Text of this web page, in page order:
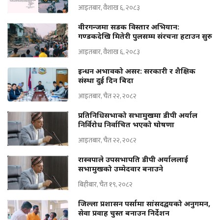
आइतबार, वैशाख ६, २०८३
वीरगन्जमा सडक विस्तार अभियान:
गण्डकदेखि मितेरी पुलसम्म संरचना हटाउन सुरु
आइतबार, वैशाख ६, २०८३
इन्धन अभावको असर: सरकारी र शैक्षिक
संस्था दुई दिन बिदा
आइतबार, चैत २२, २०८२
प्रतिनिधिसभाको सभामुखमा डीपी अर्याल
निर्विरोध निर्वाचित भएको घोषणा
आइतबार, चैत २२, २०८२
रास्वपाले उपसभापति डीपी अर्याललाई
सभामुखको उम्मेदवार बनाउने
बिहीबार, चैत १९, २०८२
जिल्ला प्रशासन पर्सामा सांसदद्वयको अनुगमन,
सेवा प्रवाह चुस्त बनाउन निर्देशन